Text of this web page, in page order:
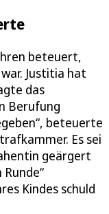
beteuert,
Justitia hat
das
Berufung
beteuerte
Es sei
geärgert
Kindes schuld